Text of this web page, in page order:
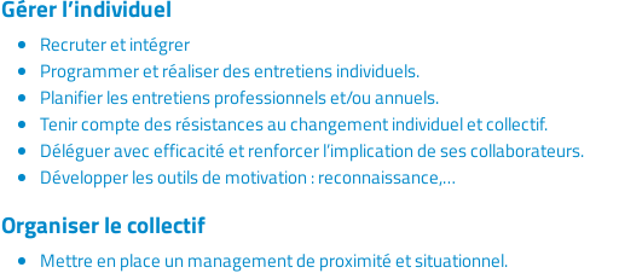
Gérer l’individuel
Recruter et intégrer
Programmer et réaliser des entretiens individuels.
Planifier les entretiens professionnels et/ou annuels.
Tenir compte des résistances au changement individuel et collectif.
Déléguer avec efficacité et renforcer l’implication de ses collaborateurs.
Développer les outils de motivation : reconnaissance,…
Organiser le collectif
Mettre en place un management de proximité et situationnel.